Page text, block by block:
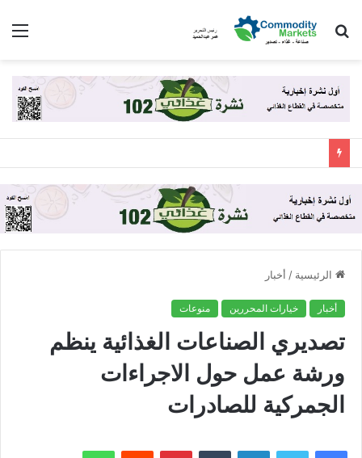
بحث
الرئيسية / أخبار
أخبار خيارات المحررين منوعات
تصديري الصناعات الغذائية ينظم
ورشة عمل حول الاجراءات
الجمركية للصادرات
فيسبوك تويتر لينكدإن بينتيريست واتساب